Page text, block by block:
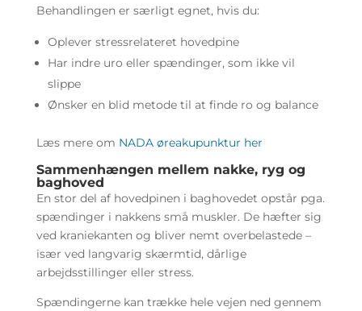
Behandlingen er særligt egnet, hvis du:
Oplever stressrelateret hovedpine
Har indre uro eller spændinger, som ikke vil
slippe
Ønsker en blid metode til at finde ro og balance
Læs mere om NADA øreakupunktur her
Sammenhængen mellem nakke, ryg og
baghoved
En stor del af hovedpinen i baghovedet opstår pga.
spændinger i nakkens små muskler. De hæfter sig
ved kraniekanten og bliver nemt overbelastede –
især ved langvarig skærmtid, dårlige
arbejdsstillinger eller stress.
Spændingerne kan trække hele vejen ned gennem